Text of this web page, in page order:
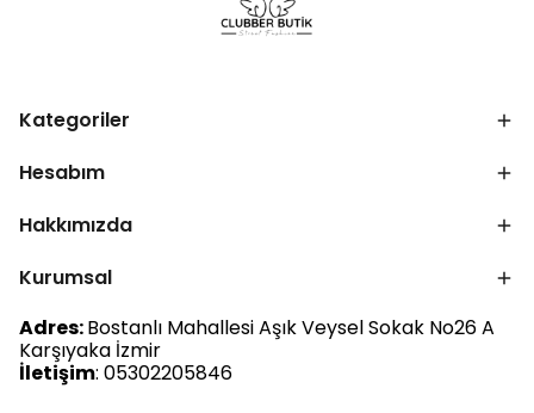
Kategoriler
Hesabım
Hakkımızda
Kurumsal
Adres:Bostanlı Mahallesi Aşık Veysel Sokak No26 A
Karşıyaka İzmir
İletişim: 05302205846